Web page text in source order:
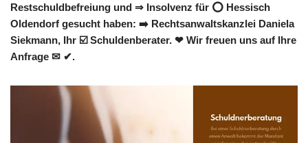
Restschuldbefreiung und ⇒ Insolvenz für ⭕ Hessisch
Oldendorf gesucht haben: ➡️ Rechtsanwaltskanzlei Daniela
Siekmann, Ihr ☑️ Schuldenberater. ❤ Wir freuen uns auf Ihre
Anfrage ✉ ✔.